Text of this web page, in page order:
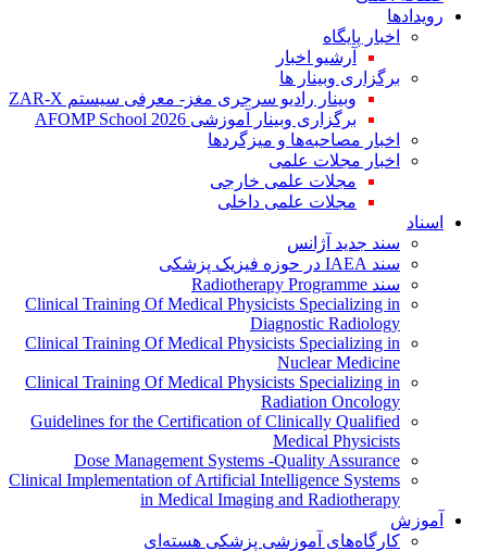
رویدادها
اخبار پایگاه
آرشیو اخبار
برگزاری وبینار ها
وبینار رادیو سرجری مغز- معرفی سیستم ZAR-X
برگزاری وبینار آموزشی AFOMP School 2026
اخبار مصاحبه‌ها و میزگردها
اخبار مجلات علمی
مجلات علمی خارجی
مجلات علمی داخلی
اسناد
سند جدید آژانس
سند IAEA در حوزه فیزیک پزشکی
سند Radiotherapy Programme
Clinical Training Of Medical Physicists Specializing in
Diagnostic Radiology
Clinical Training Of Medical Physicists Specializing in
Nuclear Medicine
Clinical Training Of Medical Physicists Specializing in
Radiation Oncology
Guidelines for the Certification of Clinically Qualified
Medical Physicists
Dose Management Systems -Quality Assurance
Clinical Implementation of Artificial Intelligence Systems
in Medical Imaging and Radiotherapy
آموزش
کارگاه‌های آموزشی پزشکی هسته‌ای